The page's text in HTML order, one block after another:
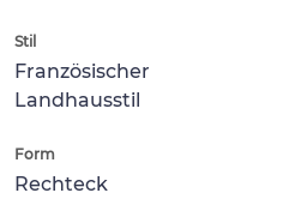
Stil
Französischer
Landhausstil
Form
Rechteck